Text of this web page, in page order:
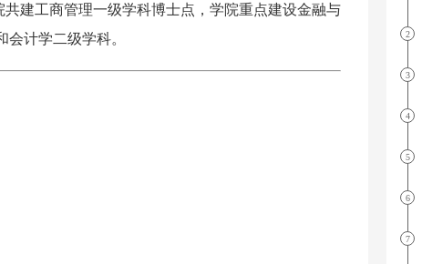
建工商管理一级学科博士点，学院重点建设金融与
计学二级学科。
2
3
4
5
6
7